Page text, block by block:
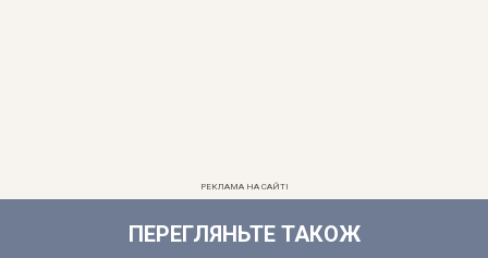
РЕКЛАМА НА САЙТІ
ПЕРЕГЛЯНЬТЕ ТАКОЖ